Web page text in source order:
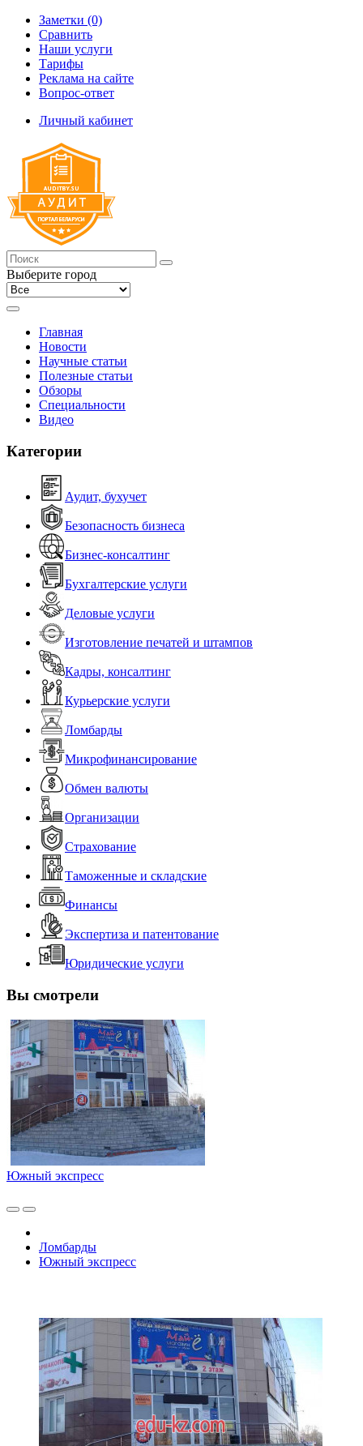
Заметки (0)
Сравнить
Наши услуги
Тарифы
Реклама на сайте
Вопрос-ответ
Личный кабинет
Выберите город
Главная
Новости
Научные статьи
Полезные статьи
Обзоры
Специальности
Видео
Категории
Аудит, бухучет
Безопасность бизнеса
Бизнес-консалтинг
Бухгалтерские услуги
Деловые услуги
Изготовление печатей и штампов
Кадры, консалтинг
Курьерские услуги
Ломбарды
Микрофинансирование
Обмен валюты
Организации
Страхование
Таможенные и складские
Финансы
Экспертиза и патентование
Юридические услуги
Вы смотрели
Южный экспресс
Ломбарды
Южный экспресс